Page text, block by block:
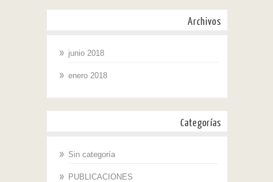
Archivos
junio 2018
enero 2018
Categorías
Sin categoría
PUBLICACIONES